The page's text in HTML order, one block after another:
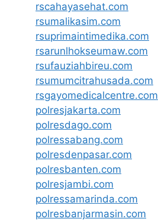
rscahayasehat.com
rsumalikasim.com
rsuprimaintimedika.com
rsarunlhokseumaw.com
rsufauziahbireu.com
rsumumcitrahusada.com
rsgayomedicalcentre.com
polresjakarta.com
polresdago.com
polressabang.com
polresdenpasar.com
polresbanten.com
polresjambi.com
polressamarinda.com
polresbanjarmasin.com